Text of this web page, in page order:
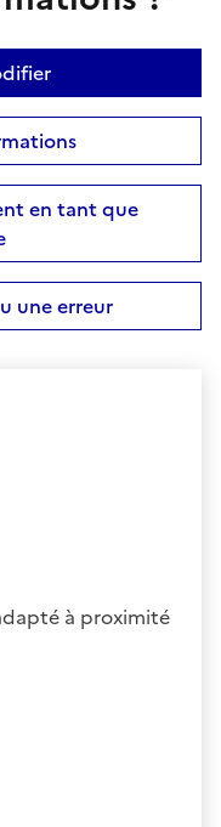
en tant que
une erreur
à proximité